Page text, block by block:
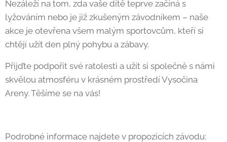
Nezáleží na tom, zda vaše dítě teprve začíná s
lyžováním nebo je již zkušeným závodníkem – naše
akce je otevřena všem malým sportovcům, kteří si
chtějí užít den plný pohybu a zábavy.
Přijďte podpořit své ratolesti a užít si společně s námi
skvělou atmosféru v krásném prostředí Vysočina
Areny. Těšíme se na vás!
Podrobné informace najdete v propozicích závodu: